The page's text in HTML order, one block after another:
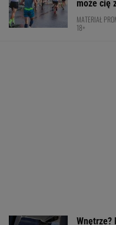
może cię
MATERIAŁ
18+
Wnętrze?